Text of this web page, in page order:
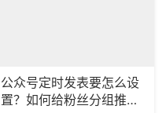
公众号定时发表要怎么设
置？如何给粉丝分组推送